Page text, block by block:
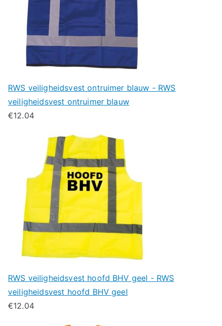
RWS veiligheidsvest ontruimer blauw - RWS
veiligheidsvest ontruimer blauw
€12.04
RWS veiligheidsvest hoofd BHV geel - RWS
veiligheidsvest hoofd BHV geel
€12.04